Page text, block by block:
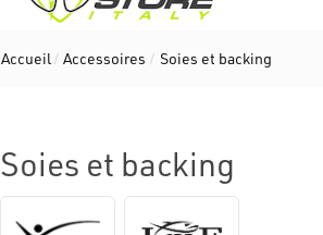
Accueil/ Accessoires / Soies et backing
Soies et backing